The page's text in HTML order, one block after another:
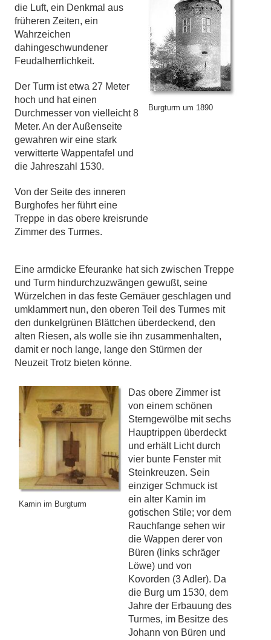
die Luft, ein Denkmal aus
früheren Zeiten, ein
Wahrzeichen
dahingeschwundener
Feudalherrlichkeit.
Der Turm ist etwa 27 Meter
hoch und hat einen
Durchmesser von vielleicht 8
Meter. An der Außenseite
gewahren wir eine stark
verwitterte Wappentafel und
die Jahreszahl 1530.
Von der Seite des inneren
Burghofes her führt eine
Treppe in das obere kreisrunde
Zimmer des Turmes.
Burgturm um 1890
Eine armdicke Efeuranke hat sich zwischen Treppe
und Turm hindurchzuzwängen gewußt, seine
Würzelchen in das feste Gemäuer geschlagen und
umklammert nun, den oberen Teil des Turmes mit
den dunkelgrünen Blättchen überdeckend, den
alten Riesen, als wolle sie ihn zusammenhalten,
damit er noch lange, lange den Stürmen der
Neuzeit Trotz bieten könne.
Kamin im Burgturm
Das obere Zimmer ist
von einem schönen
Sterngewölbe mit sechs
Hauptrippen überdeckt
und erhält Licht durch
vier bunte Fenster mit
Steinkreuzen. Sein
einziger Schmuck ist
ein alter Kamin im
gotischen Stile; vor dem
Rauchfange sehen wir
die Wappen derer von
Büren (links schräger
Löwe) und von
Kovorden (3 Adler). Da
die Burg um 1530, dem
Jahre der Erbauung des
Turmes, im Besitze des
Johann von Büren und